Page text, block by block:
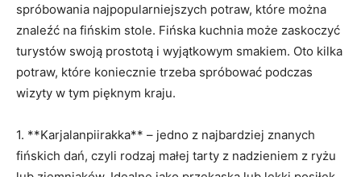
spróbowania najpopularniejszych potraw, które można
znaleźć na fińskim⁤ stole. Fińska kuchnia może zaskoczyć
turystów swoją⁢ prostotą i wyjątkowym ⁤smakiem. Oto kilka
potraw, które koniecznie trzeba spróbować podczas
wizyty w tym pięknym kraju.
1. **Karjalanpiirakka** – jedno⁤ z najbardziej ⁣znanych
fińskich dań, czyli⁣ rodzaj małej tarty z nadzieniem z ryżu